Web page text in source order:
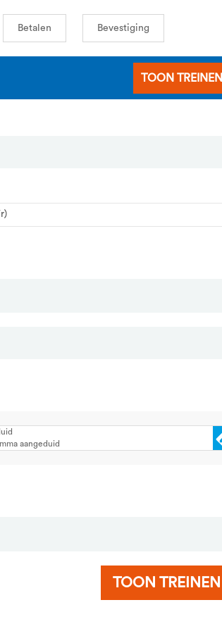
Betalen Bevestiging
TOON TREINEN
aangeduid
TOON TREINEN